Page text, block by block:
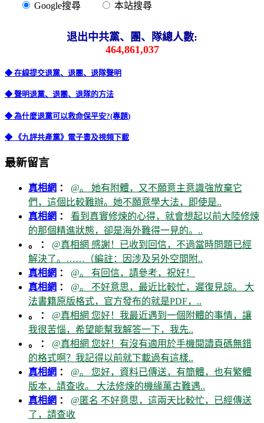
Google搜尋 本站搜尋
退出中共黨、團、隊總人數:
464,861,037
◆ 在線提交退黨、退團、退隊聲明
◆ 聲明退黨、退團、退隊的方法
◆ 為什麼退黨可以救命保平安?(專題)
◆ 《九評共產黨》電子書及視頻下載
最新留言
真相網 ： @。 她有附體，又不願意主意識強放棄它
們，這個比較難辦。她不願意學大法，即使是..
真相網 ： 看到真實修煉的心得，就會想起以前大陸修煉
的那個精進狀態，卻是海外難得一見的。..
。 ： @真相網 感謝！已收到回信，不過當時問題已經
解決了。……（編註：因涉及另外空間附..
真相網 ： @。 有回信，請參考，祝好！
真相網 ： @。 不好意思，最近比較忙，遲復見諒。 大
法書籍原版格式，官方發布的就是PDF，..
。 ： @真相網 您好！我最近遇到一個附體的事情，讓
我很苦惱，希望能幫我解答一下，我先..
。 ： @真相網 您好！有沒有適用於手機閱讀頁碼無錯
的格式啊？我記得以前就下載過有這樣..
真相網 ： @。 您好，資料已傳送，有簡體，也有繁體
版本，請查收。 大法修煉的機緣萬古難遇..
真相網 ： @匿名 不好意思，這兩天比較忙，已經傳送
了，請查收